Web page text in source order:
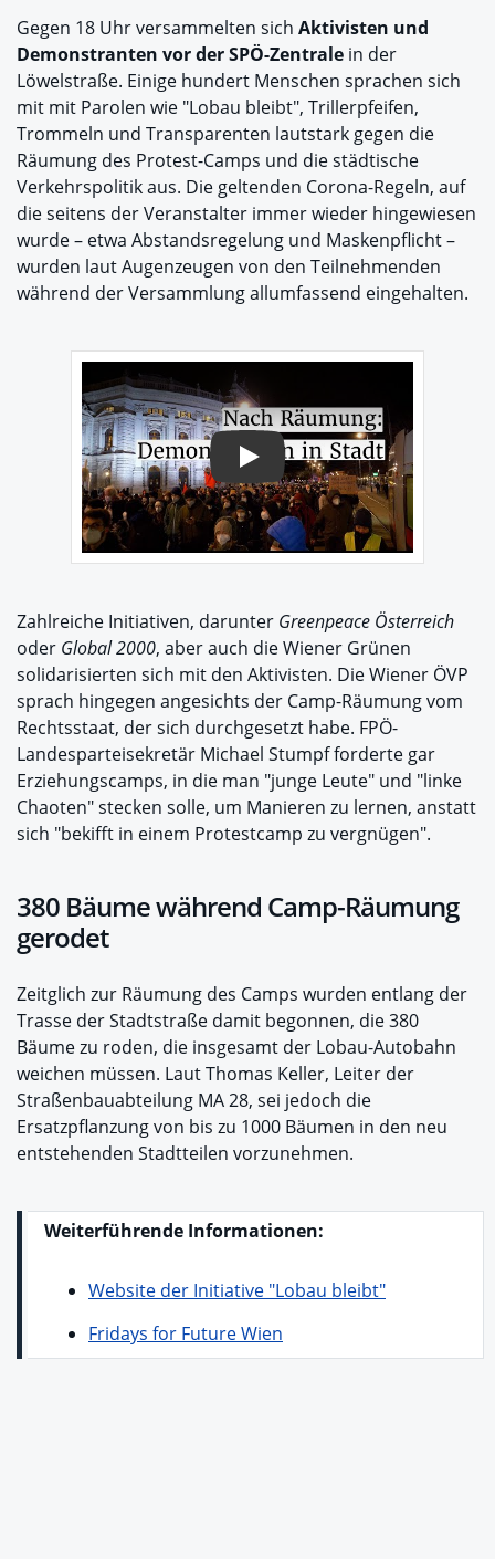
Gegen 18 Uhr versammelten sich Aktivisten und
Demonstranten vor der SPÖ-Zentrale in der
Löwelstraße. Einige hundert Menschen sprachen sich
mit mit Parolen wie "Lobau bleibt", Trillerpfeifen,
Trommeln und Transparenten lautstark gegen die
Räumung des Protest-Camps und die städtische
Verkehrspolitik aus. Die geltenden Corona-Regeln, auf
die seitens der Veranstalter immer wieder hingewiesen
wurde – etwa Abstandsregelung und Maskenpflicht –
wurden laut Augenzeugen von den Teilnehmenden
während der Versammlung allumfassend eingehalten.
Play
Zahlreiche Initiativen, darunter Greenpeace Österreich
oder Global 2000, aber auch die Wiener Grünen
solidarisierten sich mit den Aktivisten. Die Wiener ÖVP
sprach hingegen angesichts der Camp-Räumung vom
Rechtsstaat, der sich durchgesetzt habe. FPÖ-
Landesparteisekretär Michael Stumpf forderte gar
Erziehungscamps, in die man "junge Leute" und "linke
Chaoten" stecken solle, um Manieren zu lernen, anstatt
sich "bekifft in einem Protestcamp zu vergnügen".
380 Bäume während Camp-Räumung
gerodet
Zeitglich zur Räumung des Camps wurden entlang der
Trasse der Stadtstraße damit begonnen, die 380
Bäume zu roden, die insgesamt der Lobau-Autobahn
weichen müssen. Laut Thomas Keller, Leiter der
Straßenbauabteilung MA 28, sei jedoch die
Ersatzpflanzung von bis zu 1000 Bäumen in den neu
entstehenden Stadtteilen vorzunehmen.
Weiterführende Informationen:
Website der Initiative "Lobau bleibt"
Fridays for Future Wien